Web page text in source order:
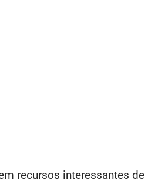
recursos interessantes de